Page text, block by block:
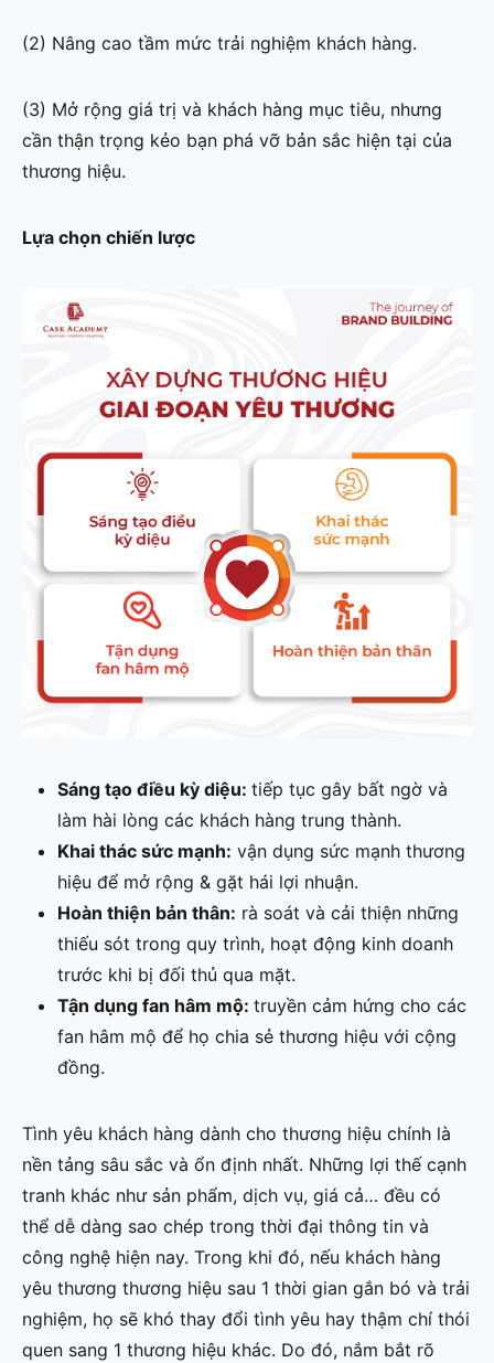
(2) Nâng cao tầm mức trải nghiệm khách hàng.
(3) Mở rộng giá trị và khách hàng mục tiêu, nhưng
cần thận trọng kẻo bạn phá vỡ bản sắc hiện tại của
thương hiệu.
Lựa chọn chiến lược
Sáng tạo điều kỳ diệu: tiếp tục gây bất ngờ và
làm hài lòng các khách hàng trung thành.
Khai thác sức mạnh: vận dụng sức mạnh thương
hiệu để mở rộng & gặt hái lợi nhuận.
Hoàn thiện bản thân: rà soát và cải thiện những
thiếu sót trong quy trình, hoạt động kinh doanh
trước khi bị đối thủ qua mặt.
Tận dụng fan hâm mộ: truyền cảm hứng cho các
fan hâm mộ để họ chia sẻ thương hiệu với cộng
đồng.
Tình yêu khách hàng dành cho thương hiệu chính là
nền tảng sâu sắc và ổn định nhất. Những lợi thế cạnh
tranh khác như sản phẩm, dịch vụ, giá cả… đều có
thể dễ dàng sao chép trong thời đại thông tin và
công nghệ hiện nay. Trong khi đó, nếu khách hàng
yêu thương thương hiệu sau 1 thời gian gắn bó và trải
nghiệm, họ sẽ khó thay đổi tình yêu hay thậm chí thói
quen sang 1 thương hiệu khác. Do đó, nắm bắt rõ